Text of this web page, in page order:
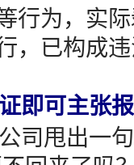
行为，实
，已构成
即可主张
司甩出一